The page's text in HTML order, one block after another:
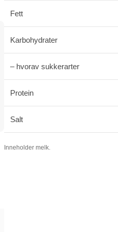
Fett
Karbohydrater
– hvorav sukkerarter
Protein
Salt
Inneholder melk.